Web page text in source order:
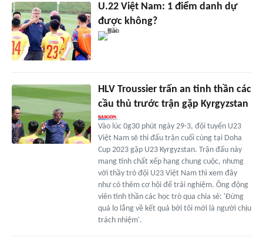
U.22 Việt Nam: 1 điểm danh dự
được không?
HLV Troussier trấn an tinh thần các
cầu thủ trước trận gặp Kyrgyzstan
Vào lúc 0g30 phút ngày 29-3, đội tuyển U23
Việt Nam sẽ thi đấu trận cuối cùng tại Doha
Cup 2023 gặp U23 Kyrgyzstan. Trận đấu này
mang tính chất xếp hạng chung cuộc, nhưng
với thầy trò đội U23 Việt Nam thì xem đây
như có thêm cơ hội để trải nghiệm. Ông động
viên tinh thần các học trò qua chia sẻ: 'Đừng
quá lo lắng về kết quả bởi tôi mới là người chịu
trách nhiệm'.